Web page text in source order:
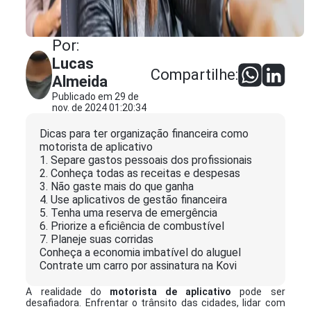
Por:
Lucas
Almeida
Publicado em 29 de
nov. de 2024 01:20:34
Compartilhe:
Dicas para ter organização financeira como
motorista de aplicativo
1. Separe gastos pessoais dos profissionais
2. Conheça todas as receitas e despesas
3. Não gaste mais do que ganha
4. Use aplicativos de gestão financeira
5. Tenha uma reserva de emergência
6. Priorize a eficiência de combustível
7. Planeje suas corridas
Conheça a economia imbatível do aluguel
Contrate um carro por assinatura na Kovi
A realidade do motorista de aplicativo pode ser
desafiadora. Enfrentar o trânsito das cidades, lidar com